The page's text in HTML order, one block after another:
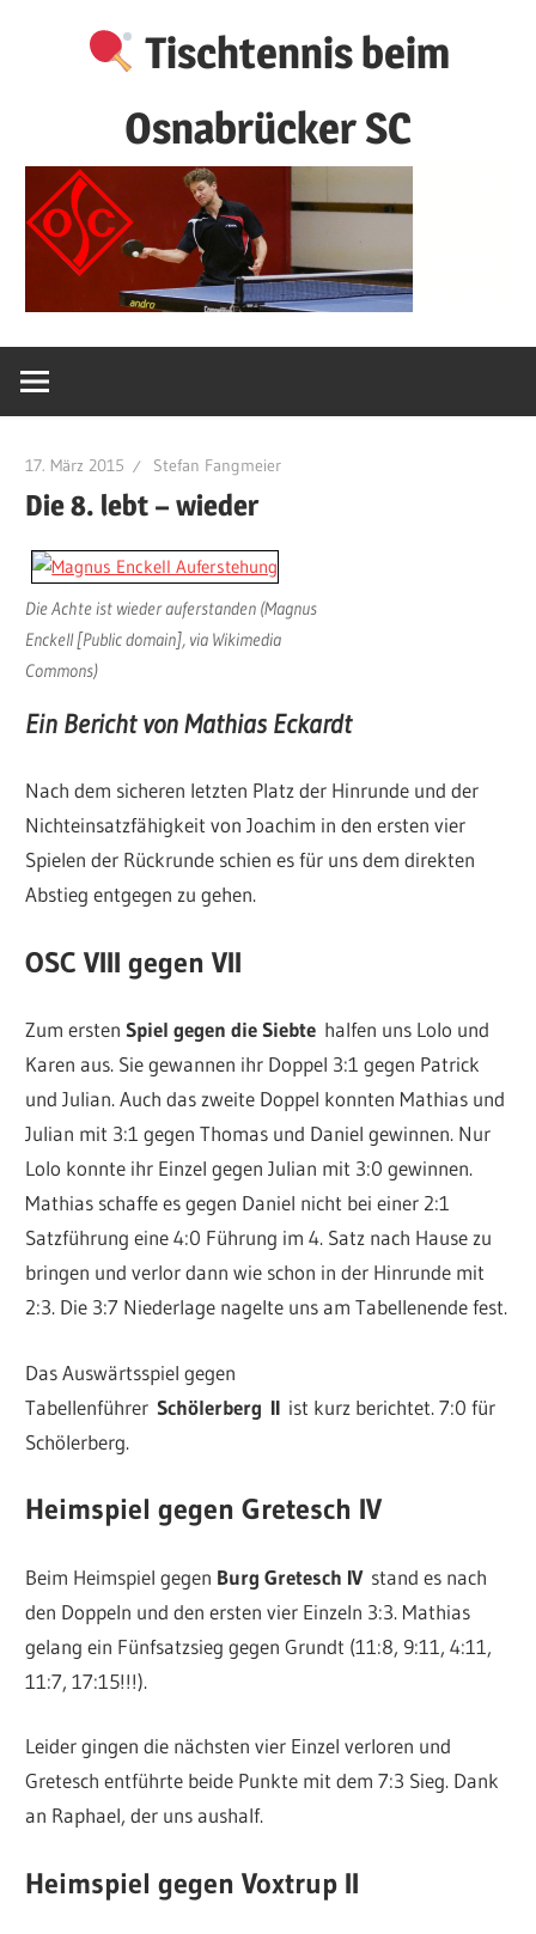
Tischtennis beim
Osnabrücker SC
17. März 2015 Stefan Fangmeier
Die 8. lebt – wieder
Die Achte ist wieder auferstanden (Magnus
Enckell [Public domain], via Wikimedia
Commons)
Ein Bericht von Mathias Eckardt
Nach dem sicheren letzten Platz der Hinrunde und der
Nichteinsatzfähigkeit von Joachim in den ersten vier
Spielen der Rückrunde schien es für uns dem direkten
Abstieg entgegen zu gehen.
OSC VIII gegen VII
Zum erstenSpiel gegen die Siebte halfen uns Lolo und
Karen aus. Sie gewannen ihr Doppel 3:1 gegen Patrick
und Julian. Auch das zweite Doppel konnten Mathias und
Julian mit 3:1 gegen Thomas und Daniel gewinnen. Nur
Lolo konnte ihr Einzel gegen Julian mit 3:0 gewinnen.
Mathias schaffe es gegen Daniel nicht bei einer 2:1
Satzführung eine 4:0 Führung im 4. Satz nach Hause zu
bringen und verlor dann wie schon in der Hinrunde mit
2:3. Die 3:7 Niederlage nagelte uns am Tabellenende fest.
Das Auswärtsspiel gegen
TabellenführerSchölerberg II ist kurz berichtet. 7:0 für
Schölerberg.
Heimspiel gegen Gretesch IV
Beim Heimspiel gegen Burg Gretesch IVstand es nach
den Doppeln und den ersten vier Einzeln 3:3. Mathias
gelang ein Fünfsatzsieg gegen Grundt (11:8, 9:11, 4:11,
11:7, 17:15!!!).
Leider gingen die nächsten vier Einzel verloren und
Gretesch entführte beide Punkte mit dem 7:3 Sieg. Dank
an Raphael, der uns aushalf.
Heimspiel gegen Voxtrup II